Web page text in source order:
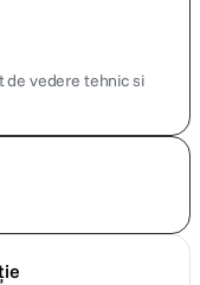
de vedere tehnic si